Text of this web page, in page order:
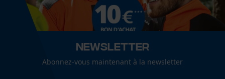
Propriété
Confortable, repoussant à l'humidité, Résistant à la
Newsletter
Abonnez-vous maintenant à la newsletter
fonctionnalité
Loop54 Personalization